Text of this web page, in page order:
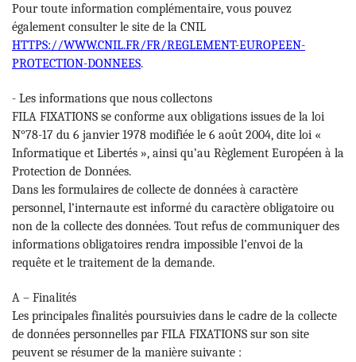
Pour toute information complémentaire, vous pouvez
également consulter le site de la CNIL
HTTPS://WWW.CNIL.FR/FR/REGLEMENT-EUROPEEN-
PROTECTION-DONNEES.
- Les informations que nous collectons
FILA FIXATIONS se conforme aux obligations issues de la loi
N°78-17 du 6 janvier 1978 modifiée le 6 août 2004, dite loi «
Informatique et Libertés », ainsi qu’au Règlement Européen à la
Protection de Données.
Dans les formulaires de collecte de données à caractère
personnel, l’internaute est informé du caractère obligatoire ou
non de la collecte des données. Tout refus de communiquer des
informations obligatoires rendra impossible l’envoi de la
requête et le traitement de la demande.
A – Finalités
Les principales finalités poursuivies dans le cadre de la collecte
de données personnelles par FILA FIXATIONS sur son site
peuvent se résumer de la manière suivante :